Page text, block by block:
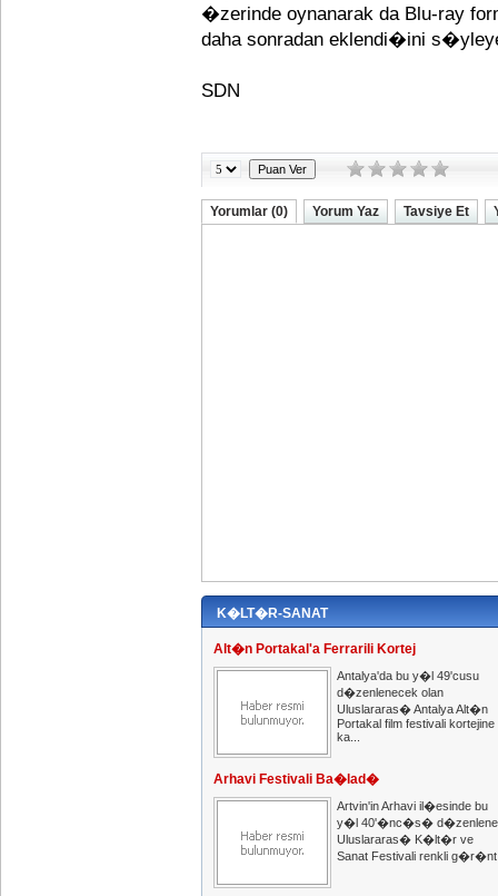
�zerinde oynanarak da Blu-ray
daha sonradan eklendi�ini
SDN
Yorumlar (0) Yorum Yaz Tavsiye Et
K�LT�R-SANAT
Alt�n Portakal'a Ferrarili Kortej
Antalya'da bu y�l 49'cusu
d�zenlenecek olan
Uluslararas� Antalya Alt�n
Portakal film festivali kortejine
ka...
Arhavi Festivali Ba�lad�
Artvin'in Arhavi il�esinde bu
y�l 40'�nc�s�
Uluslararas� K�lt�r ve
Sanat Festivali renkli